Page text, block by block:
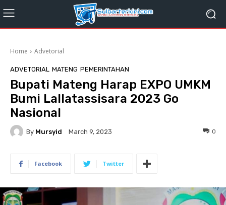
Home Advetorial
ADVETORIAL MATENG PEMERINTAHAN
Bupati Mateng Harap EXPO UMKM
Bumi Lallatassisara 2023 Go
Nasional
By Mursyid March 9, 2023 0
Facebook Twitter